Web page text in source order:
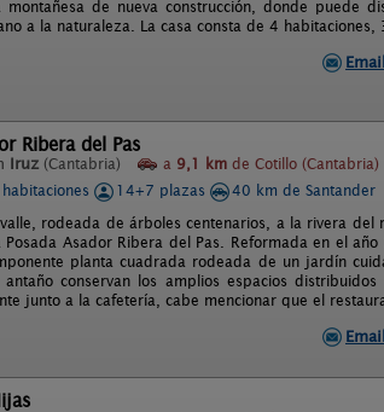
montañesa de nueva construcción, donde puede
a la naturaleza. La casa consta de 4
Email
Ribera del Pas
Iruz (Cantabria) a 9,1 km de Cotillo (Cantabria)
14+7 plazas
40 km de Santander
rodeada de árboles centenarios, a la rivera
Posada Asador Ribera del Pas. Reformada en el
planta cuadrada rodeada de un jardín
conservan los amplios espacios
junto a la cafetería, cabe mencionar que el
Email